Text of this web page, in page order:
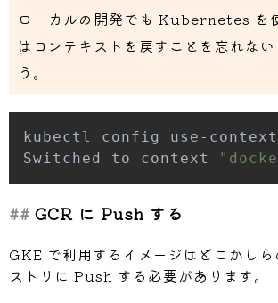
ローカルの開発でも Kubernetes を
はコンテキストを戻すことを忘れな
う。
Switched to context
GCR に Push する
GKE で利用するイメージはどこかし
ストリに Push する必要があります。